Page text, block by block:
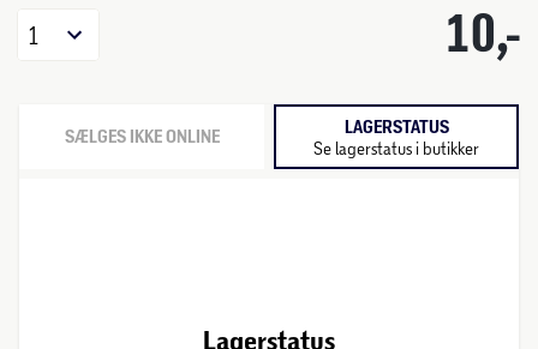
10,-
1
SÆLGES IKKE ONLINE LAGERSTATUS
Se lagerstatus i butikker
Lagerstatus